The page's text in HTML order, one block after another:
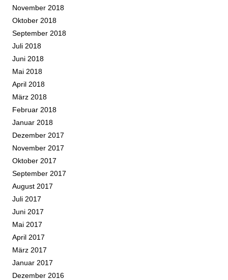
November 2018
Oktober 2018
September 2018
Juli 2018
Juni 2018
Mai 2018
April 2018
März 2018
Februar 2018
Januar 2018
Dezember 2017
November 2017
Oktober 2017
September 2017
August 2017
Juli 2017
Juni 2017
Mai 2017
April 2017
März 2017
Januar 2017
Dezember 2016